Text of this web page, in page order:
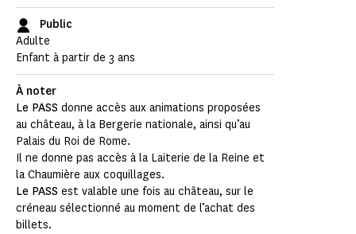
Public
Adulte
Enfant à partir de 3 ans
À noter
Le PASS donne accès aux animations proposées
au château, à la Bergerie nationale, ainsi qu’au
Palais du Roi de Rome.
Il ne donne pas accès à la Laiterie de la Reine et
la Chaumière aux coquillages.
Le PASS est valable une fois au château, sur le
créneau sélectionné au moment de l’achat des
billets.